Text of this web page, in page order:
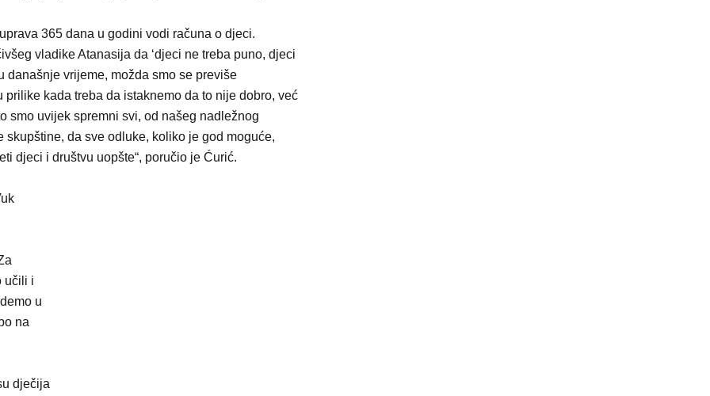
365 dana u godini vodi računa o djeci.
vladike Atanasija da ‘djeci ne treba puno, djeci
današnje vrijeme, možda smo se previše
kada treba da istaknemo da to nije dobro, već
smo uvijek spremni svi, od našeg nadležnog
da sve odluke, koliko je god moguće,
djeci i društvu uopšte“, poručio je Ćurić.
učili i
u
na
dječija